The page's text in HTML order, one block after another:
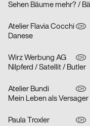
Atelier Flavia Cocchi CH
Danese
Wirz Werbung AG CH
Nilpferd / Satellit / Butler
Atelier Bundi CH
Mein Leben als Versager
Paula Troxler CH